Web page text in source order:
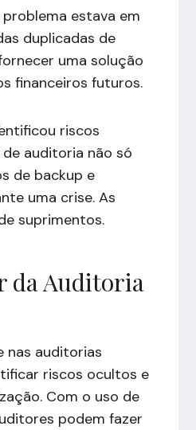
estava em
duplicadas de
uma solução
financeiros futuros.
riscos
auditoria não só
de backup e
uma crise. As
suprimentos.
da Auditoria
nas auditorias
riscos ocultos e
Com o uso de
podem fazer